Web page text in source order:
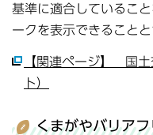
基準に適合しているこ
ークを表示できることと
【関連ページ】 国土
ト）
くまがやバリア